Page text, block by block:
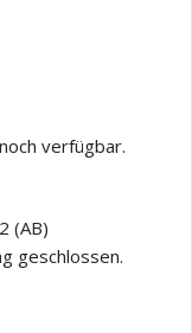
verfügbar.
(AB)
geschlossen.